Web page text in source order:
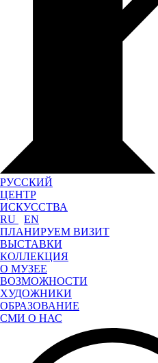
РУССКИЙ
ЦЕНТР
ИСКУССТВА
RU
EN
ПЛАНИРУЕМ ВИЗИТ
ВЫСТАВКИ
КОЛЛЕКЦИЯ
О МУЗЕЕ
ВОЗМОЖНОСТИ
ХУДОЖНИКИ
ОБРАЗОВАНИЕ
СМИ О НАС